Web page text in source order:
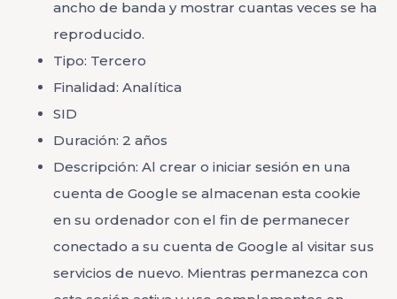
ancho de banda y mostrar cuantas veces se ha
reproducido.
Tipo: Tercero
Finalidad: Analítica
SID
Duración: 2 años
Descripción: Al crear o iniciar sesión en una
cuenta de Google se almacenan esta cookie
en su ordenador con el fin de permanecer
conectado a su cuenta de Google al visitar sus
servicios de nuevo. Mientras permanezca con